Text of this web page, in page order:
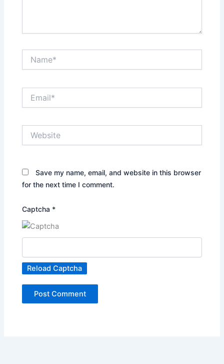
Save my name, email, and website in this browser
for the next time I comment.
Captcha *
Reload Captcha